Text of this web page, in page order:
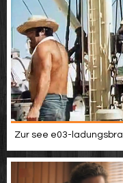
Zur see e03-